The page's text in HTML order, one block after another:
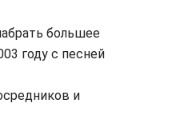
большее
году с песней
и